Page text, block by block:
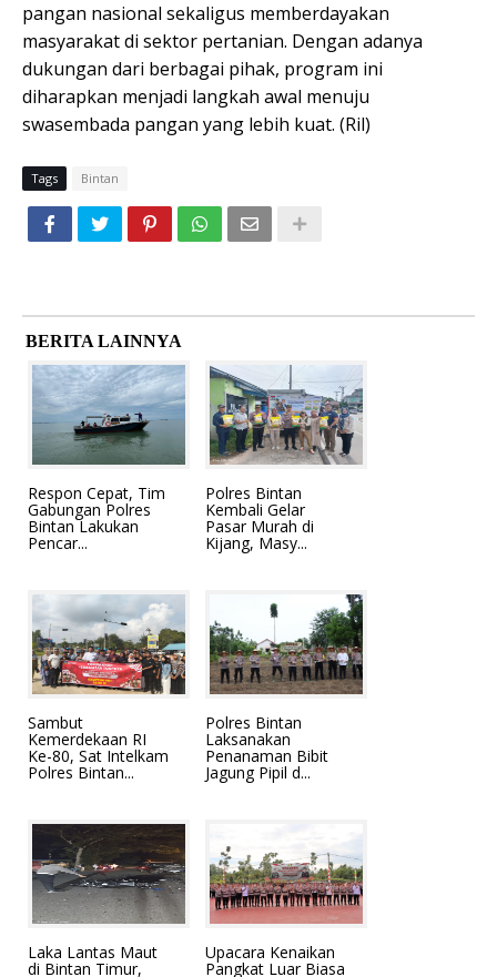
pangan nasional sekaligus memberdayakan
masyarakat di sektor pertanian. Dengan adanya
dukungan dari berbagai pihak, program ini
diharapkan menjadi langkah awal menuju
swasembada pangan yang lebih kuat. (Ril)
Tags Bintan
BERITA LAINNYA
Respon Cepat, Tim
Gabungan Polres
Bintan Lakukan
Pencar...
Polres Bintan
Kembali Gelar
Pasar Murah di
Kijang, Masy...
Sambut
Kemerdekaan RI
Ke-80, Sat Intelkam
Polres Bintan...
Polres Bintan
Laksanakan
Penanaman Bibit
Jagung Pipil d...
Laka Lantas Maut
di Bintan Timur,
Upacara Kenaikan
Pangkat Luar Biasa